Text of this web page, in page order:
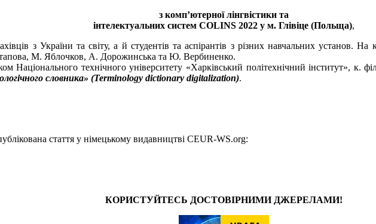
з комп’ютерної лінгвістики та
інтелектуальних систем COLINS 2022 у м. Глівіце (Польща),
з України та світу, а й студентів та аспірантів з різних навчальних установ.
М. Яблочков, А. Дорожинська та Ю. Вербиненко.
Національного технічного університету «Харківський політехнічний інститут»,
словника» (Terminology dictionary digitalization).
стаття у німецькому видавництві CEUR-WS.org:
КОРИСТУЙТЕСЬ ДОСТОВІРНИМИ ДЖЕРЕЛАМИ!